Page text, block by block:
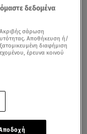
δεδομένα
σάρωση
Αποθήκευση ή/
διαφήμιση
έρευνα κοινού